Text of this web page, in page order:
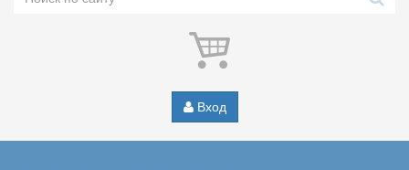
Вход